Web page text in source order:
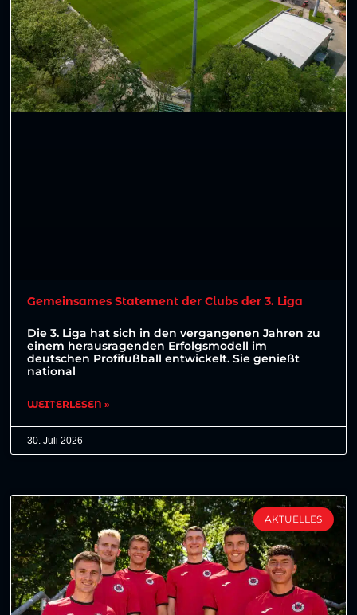
Gemeinsames Statement der Clubs der 3. Liga
Die 3. Liga hat sich in den vergangenen Jahren zu
einem herausragenden Erfolgsmodell im
deutschen Profifußball entwickelt. Sie genießt
national
WEITERLESEN »
30. Juli 2026
AKTUELLES